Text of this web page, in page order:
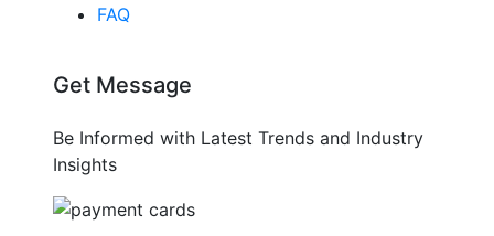
FAQ
Get Message
Be Informed with Latest Trends and Industry
Insights